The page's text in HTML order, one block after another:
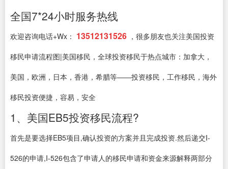
全国7*24小时服务热线
欢迎咨询电话+Wx： 13512131526 ，很多朋友也关注美国投资
移民申请流程图|美国移民，全球投资移民于热点城市：加拿大，
美国，欧洲，日本，香港，希腊等——投资移民，工作移民，海外
移民投资便捷，容易，安全
1、美国EB5投资移民流程?
首先是要选择EB5项目,确认投资的方案并且完成投资.然后递交I-
526的申请,I-526包含了申请人的移民申请和资金来源解释两部分